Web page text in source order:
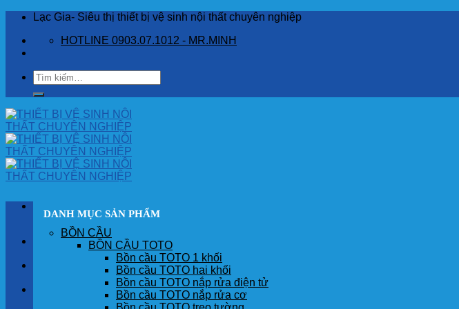
Skip
content
Lạc Gia- Siêu thị thiết bị vệ sinh nội thất chuyên nghiệp
HOTLINE 0903.07.1012 - MR.MINH
Tìm
kiếm:
TRANG CHỦ
DANH MỤC SẢN PHẨM
BỒN CẦU
BỒN CẦU TOTO
Bồn cầu TOTO 1 khối
Bồn cầu TOTO hai khối
Bồn cầu TOTO nắp rửa điện tử
Bồn cầu TOTO nắp rửa cơ